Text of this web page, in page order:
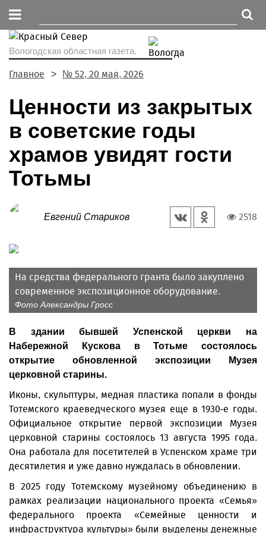
Вологодская областная газета.
Главное № 52, 20 мая, 2026
Ценности из закрытых
в советские годы
храмов увидят гости
Тотьмы
Евгений Стариков 2518
На средства федерального гранта было закуплено
современное экспозиционное оборудование.
Фото Александры Гросс
В здании бывшей Успенской церкви на
Набережной Кус­кова в Тотьме состоялось
открытие обновленной экспозиции Музея
церковной старины.
Иконы, скульптуры, медная пластика попали в фонды
Тотемского краеведческого музея еще в 1930-е годы.
Официальное открытие первой экспозиции Музея
церковной старины состоялось 13 августа 1995 года.
Она работала для посетителей в Успенском храме три
десятилетия и уже давно нуждалась в обновлении.
В 2025 году Тотемскому музейному объединению в
рамках реализации национального проекта «Семья»
федерального проекта «Семейные ценности и
инфраструктура культуры» были выделены денежные